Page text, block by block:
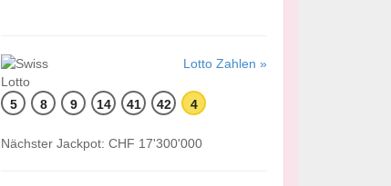
Lotto Zahlen »
5 8 9 14 41 42 4
Nächster Jackpot: CHF 17'300'000